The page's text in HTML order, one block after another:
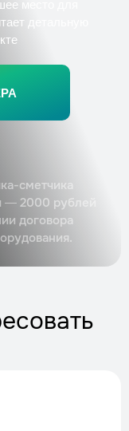
место для
детальную
сметчика
— 2000 рублей
договора